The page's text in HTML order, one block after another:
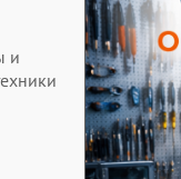
и